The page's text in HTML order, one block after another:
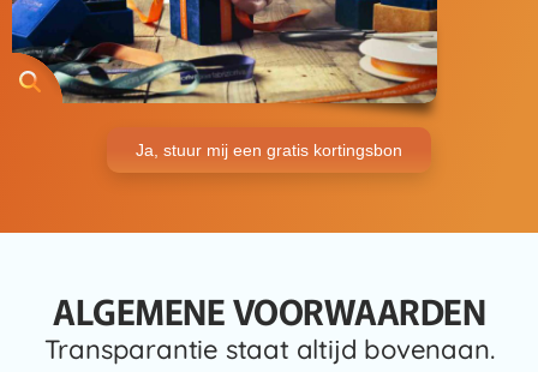
Ja, stuur mij een gratis kortingsbon
ALGEMENE VOORWAARDEN
Transparantie staat altijd bovenaan.